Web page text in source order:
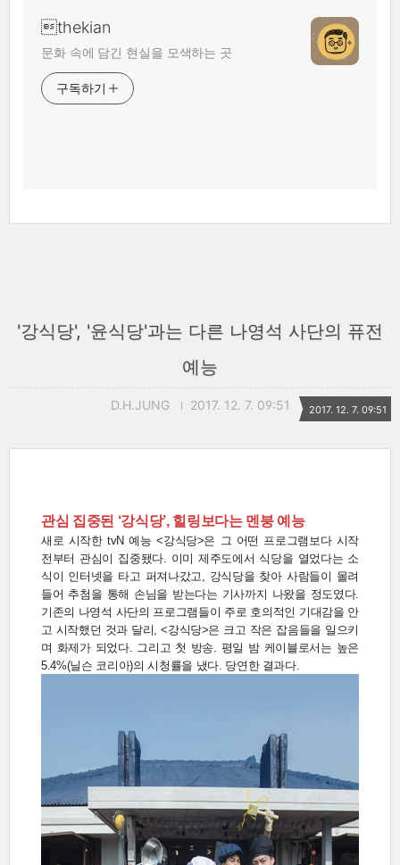
thekian
문화 속에 담긴 현실을 모색하는 곳
구독하기
'강식당', '윤식당'과는 다른 나영석 사단의 퓨전
예능
D.H.JUNG 2017. 12. 7. 09:51 2017. 12. 7. 09:51
관심 집중된 ‘강식당’, 힐링보다는 멘붕 예능
새로 시작한 tvN 예능 <강식당>은 그 어떤 프로그램보다 시작
전부터 관심이 집중됐다. 이미 제주도에서 식당을 열었다는 소
식이 인터넷을 타고 퍼져나갔고, 강식당을 찾아 사람들이 몰려
들어 추첨을 통해 손님을 받는다는 기사까지 나왔을 정도였다.
기존의 나영석 사단의 프로그램들이 주로 호의적인 기대감을 안
고 시작했던 것과 달리, <강식당>은 크고 작은 잡음들을 일으키
며 화제가 되었다. 그리고 첫 방송. 평일 밤 케이블로서는 높은
5.4%(닐슨 코리아)의 시청률을 냈다. 당연한 결과다.